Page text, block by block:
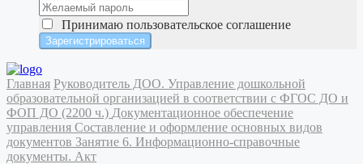
Принимаю пользовательское соглашение
Главная Руководитель ДОО. Управление дошкольной
образовательной организацией в соответствии с ФГОС ДО и
ФОП ДО (2200 ч.) Документационное обеспечение
управления Составление и оформление основных видов
документов Занятие 6. Информационно-справочные
документы. Акт